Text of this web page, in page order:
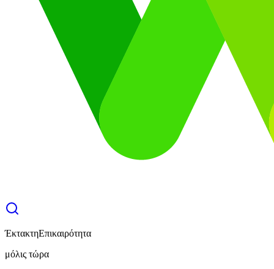
ΈκτακτηΕπικαιρότητα
μόλις τώρα